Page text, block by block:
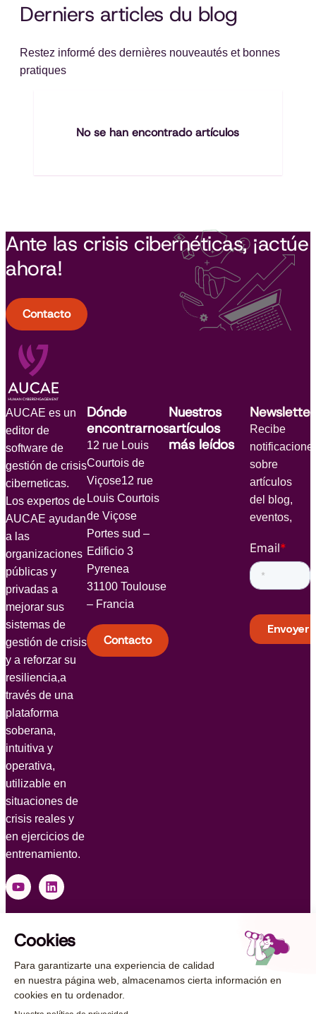
Derniers articles du blog
Restez informé des dernières nouveautés et bonnes
pratiques
No se han encontrado artículos
Ante las crisis cibernéticas, ¡actúe
ahora!
Contacto
AUCAE es un
editor de
software de
gestión de crisis
ciberneticas.
Los expertos de
AUCAE ayudan
a las
organizaciones
públicas y
privadas a
mejorar sus
sistemas de
gestión de crisis
y a reforzar su
resiliencia,a
través de una
plataforma
soberana,
intuitiva y
operativa,
utilizable en
situaciones de
crisis reales y
en ejercicios de
entrenamiento.
Dónde
encontrarnos
12 rue Louis
Courtois de
Viçose12 rue
Louis Courtois
de Viçose
Portes sud –
Edificio 3
Pyrenea
31100 Toulouse
– Francia
Contacto
Nuestros
artículos
más leídos
Newsletter
Recibe
sobre
artículos
del blog,
eventos,
Email*
© 2026 AUCAE
Información legal
Política de protección de datos personales